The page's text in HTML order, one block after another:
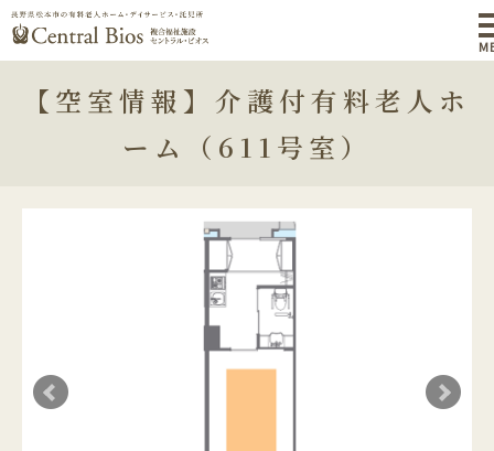
【空室情報】介護付有料老人ホ
ーム（611号室）